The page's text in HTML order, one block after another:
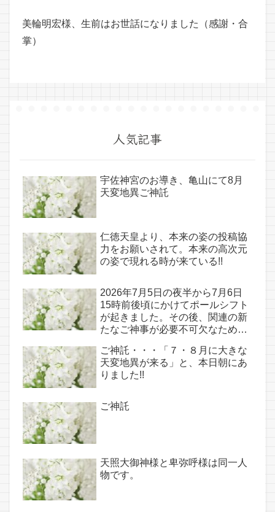
美輪明宏様、生前はお世話になりました（感謝・合
掌）
人気記事
宇佐神宮のお導き、亀山にて8月
天変地異ご神託
仁徳天皇より、本来の姿の投稿協
力をお願いされて。本来の高次元
の姿で現れる時が来ている!!
2026年7月5日の夜半から7月6日
15時前後頃にかけてポールシフト
が起きました。その後、関連の新
たなご神事が必要不可欠なため、
点であり古代太陽信仰の中心点で
もある伊弉諾宮、他3ヵ所へのご
神託あり！！
ご神託・・・「７・８月に大きな
天変地異が来る」と、本日朝にあ
りました!!
ご神託
天照大御神様と卑弥呼様は同一人
物です。